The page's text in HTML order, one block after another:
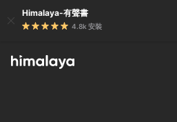
Himalaya-有聲書
4.8k 安裝